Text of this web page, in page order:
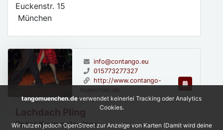
Euckenstr. 15
München
Lachdach Pling
Peter Krempelsetzer
info@contango.eu
015773277327
http://www.contango-
muenchen.de
tangomuenchen.de verwendet keinerlei Tracking oder Analytics
Cookies.
Wir nutzen jedoch OpenStreet zur Anzeige von Karten (Damit wird deine